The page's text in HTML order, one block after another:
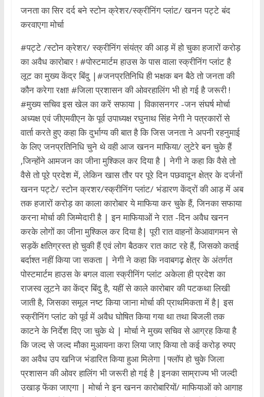
जनता का सिर दर्द बने स्टोन क्रेशर/स्क्रीनिंग प्लांट/ खनन पट्टे बंद
करवाएगा मोर्चा
#पट्टे /स्टोन क्रेशर/ स्क्रीनिंग संयंत्र की आड़ में हो चुका हजारों करोड़
का अवैध कारोबार ! #पोस्टमार्टम हाउस के पास वाला स्क्रीनिंग प्लांट है
लूट का मुख्य केंद्र बिंदु |#जनप्रतिनिधि ही भक्षक बन बैठे तो जनता की
कौन करेगा रक्षा! #जिला प्रशासन की ओवरहालिंग भी हो गई है जरूरी !
#मुख्य सचिव इस खेल का करें सफाया | विकासनगर -जन संघर्ष मोर्चा
अध्यक्ष एवं जीएमवीएन के पूर्व उपाध्यक्ष रघुनाथ सिंह नेगी ने पत्रकारों से
वार्ता करते हुए कहा कि दुर्भाग्य की बात है कि जिस जनता ने अपनी रहनुमाई
के लिए जनप्रतिनिधि चुने थे वही आज खनन माफिया/ लुटेरे बन चुके हैं
,जिन्होंने आमजन का जीना मुश्किल कर दिया है | नेगी ने कहा कि वैसे तो
वैसे तो पूरे प्रदेश में, लेकिन खास तौर पर पूरे दिन पछवादून क्षेत्र के दर्जनों
खनन पट्टे/ स्टोन क्रशर/स्क्रीनिंग प्लांट/ भंडारण केंद्रों की आड़ में अब
तक हजारों करोड़ का काला कारोबार ये माफिया कर चुके हैं, जिनका सफाया
करना मोर्चा की जिम्मेदारी है | इन माफियाओं ने रात -दिन अवैध खनन
करके लोगों का जीना मुश्किल कर दिया है| पूरी रात वाहनों केआवागमन से
सड़कें क्षतिग्रस्त हो चुकी हैं एवं लोग बैठकर रात काट रहे हैं, जिसको कतई
बर्दाश्त नहीं किया जा सकता | नेगी ने कहा कि नवाबगढ़ क्षेत्र के अंतर्गत
पोस्टमार्टम हाउस के बगल वाला स्क्रीनिंग प्लांट अकेला ही प्रदेश का
राजस्व लूटने का केंद्र बिंदु है, यहीं से काले कारोबार की पटकथा लिखी
जाती है, जिसका समूल नष्ट किया जाना मोर्चा की प्राथमिकता में है| इस
स्क्रीनिंग प्लांट को पूर्व में अवैध घोषित किया गया था तथा बिजली तक
काटने के निर्देश दिए जा चुके थे | मोर्चा ने मुख्य सचिव से आग्रह किया है
कि जल्द से जल्द मौका मुआयना करा लिया जाए किया तो कई करोड़ रुपए
का अवैध उप खनिज भंडारित किया हुआ मिलेगा |फ्लॉप हो चुके जिला
प्रशासन की ओवर हालिंग भी जरूरी हो गई है |इनका साम्राज्य भी जल्दी
उखाड़ फेंका जाएगा | मोर्चा ने इन खनन कारोबारियों/ माफियाओं को आगाह